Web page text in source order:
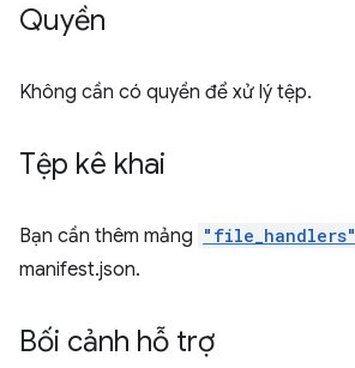
Quyền
Không cần có quyền để xử lý tệp.
Tệp kê khai
Bạn cần thêm mảng "file_handlers"
manifest.json.
Bối cảnh hỗ trợ